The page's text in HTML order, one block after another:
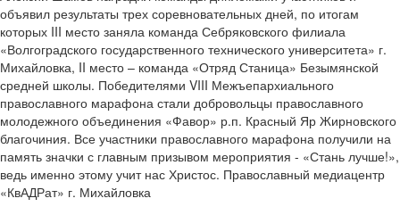
объявил результаты трех соревновательных дней, по итогам
которых III место заняла команда Себряковского филиала
«Волгоградского государственного технического университета» г.
Михайловка, II место – команда «Отряд Станица» Безымянской
средней школы. Победителями VIII Межъепархиального
православного марафона стали добровольцы православного
молодежного объединения «Фавор» р.п. Красный Яр Жирновского
благочиния. Все участники православного марафона получили на
память значки с главным призывом мероприятия - «Стань лучше!»,
ведь именно этому учит нас Христос. Православный медиацентр
«КвАДРат» г. Михайловка